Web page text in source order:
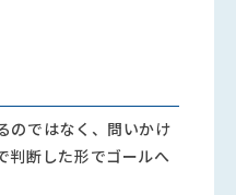
のではなく、問いかけ
判断した形でゴールへ